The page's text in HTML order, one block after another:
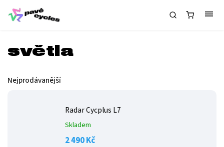
světla
Nejprodávanější
Radar Cycplus L7
Skladem
2 490 Kč